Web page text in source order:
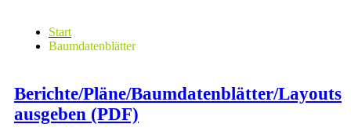
Start
Baumdatenblätter
Berichte/Pläne/Baumdatenblätter/Layouts
ausgeben (PDF)